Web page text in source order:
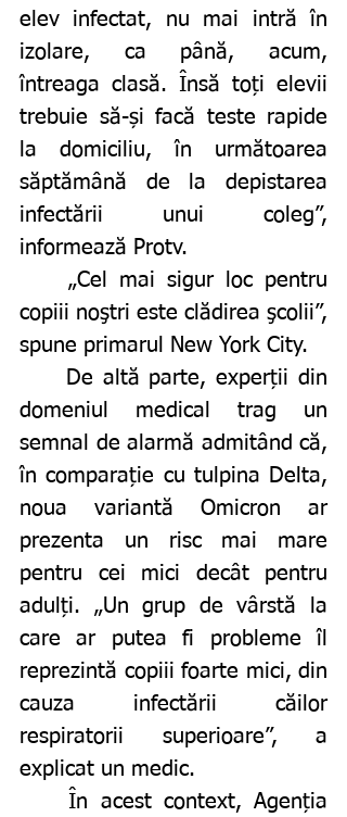
elev infectat, nu mai intră în
izolare, ca până, acum,
întreaga clasă. Însă toți elevii
trebuie să-și facă teste rapide
la domiciliu, în următoarea
săptămână de la depistarea
infectării unui coleg”,
informează Protv.
copiii noştri este clădirea şcolii”,
spune primarul New York City.
domeniul medical trag un
semnal de alarmă admitând că,
în comparație cu tulpina Delta,
noua variantă Omicron ar
prezenta un risc mai mare
pentru cei mici decât pentru
adulți. „Un grup de vârstă la
care ar putea fi probleme îl
reprezintă copiii foarte mici, din
cauza infectării căilor
respiratorii superioare”, a
explicat un medic.
	În acest context, Agenția